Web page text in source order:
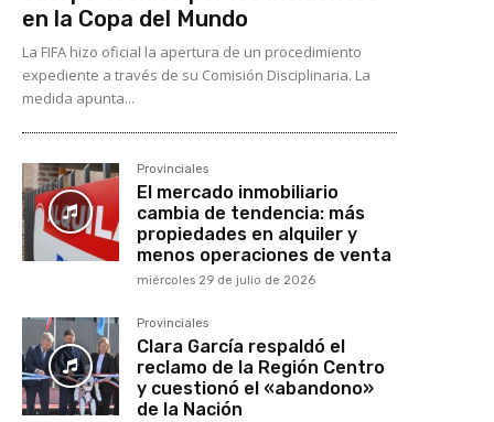
en la Copa del Mundo
La FIFA hizo oficial la apertura de un procedimiento
expediente a través de su Comisión Disciplinaria. La
medida apunta...
Provinciales
El mercado inmobiliario
cambia de tendencia: más
propiedades en alquiler y
menos operaciones de venta
miércoles 29 de julio de 2026
Provinciales
Clara García respaldó el
reclamo de la Región Centro
y cuestionó el «abandono»
de la Nación